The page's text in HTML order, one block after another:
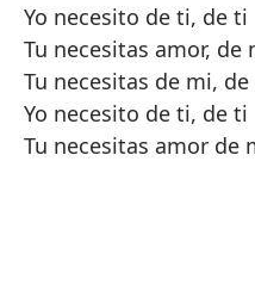
Yo necesito de ti, de ti
Tu necesitas amor, de
Tu necesitas de mi,
Yo necesito de ti, de ti
Tu necesitas amor de